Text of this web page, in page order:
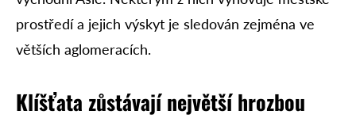
prostředí a jejich výskyt je sledován zejména ve
větších aglomeracích.
Klíšťata zůstávají největší hrozbou